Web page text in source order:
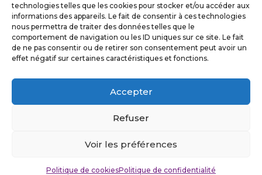
technologies telles que les cookies pour stocker et/ou accéder aux
informations des appareils. Le fait de consentir à ces technologies
nous permettra de traiter des données telles que le
comportement de navigation ou les ID uniques sur ce site. Le fait
de ne pas consentir ou de retirer son consentement peut avoir un
effet négatif sur certaines caractéristiques et fonctions.
Accepter
Refuser
Voir les préférences
Politique de cookiesPolitique de confidentialité
Suivez-moi
Politique de confidentialité